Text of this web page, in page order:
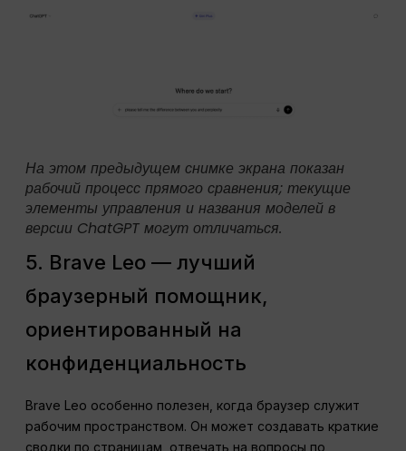
На этом предыдущем снимке экрана показан
рабочий процесс прямого сравнения; текущие
элементы управления и названия моделей в
версии ChatGPT могут отличаться.
5. Brave Leo — лучший
браузерный помощник,
ориентированный на
конфиденциальность
Brave Leo особенно полезен, когда браузер служит
рабочим пространством. Он может создавать краткие
сводки по страницам, отвечать на вопросы по